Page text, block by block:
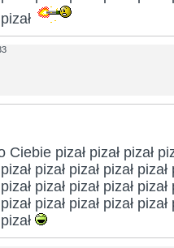
pizał pizał pizał
pizał pizał pizał pizał
pizał pizał pizał pizał
pizał pizał pizał pizał